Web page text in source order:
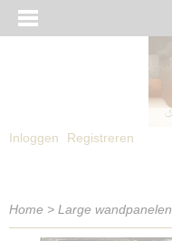
Inloggen Registreren
Home > Large wandpanelen